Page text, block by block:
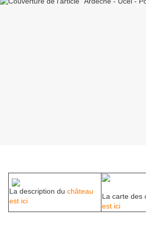
La description du château
est ici
La carte des
est ici